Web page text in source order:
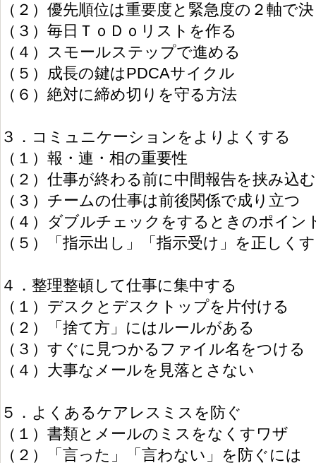
（２）優先順位は重要度と緊急度の２軸で
（３）毎日ＴｏＤｏリストを作る
（４）スモールステップで進める
（５）成長の鍵はPDCAサイクル
（６）絶対に締め切りを守る方法
３．コミュニケーションをよりよくする
（１）報・連・相の重要性
（２）仕事が終わる前に中間報告を挟み込む
（３）チームの仕事は前後関係で成り立つ
（４）ダブルチェックをするときのポイン
（５）「指示出し」「指示受け」を正しく
４．整理整頓して仕事に集中する
（１）デスクとデスクトップを片付ける
（２）「捨て方」にはルールがある
（３）すぐに見つかるファイル名をつける
（４）大事なメールを見落とさない
５．よくあるケアレスミスを防ぐ
（１）書類とメールのミスをなくすワザ
（２）「言った」「言わない」を防ぐには